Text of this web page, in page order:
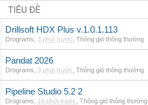
TIÊU ĐỀ
Drillsoft HDX Plus v.1.0.1.113
Drograms 3 phút trước Thông gió thông thường
Pandat 2026
Drograms 9 phút trước Thông gió thông thường
Pipeline Studio 5.2 2
Drograms 16 phút trước Thông gió thông thường